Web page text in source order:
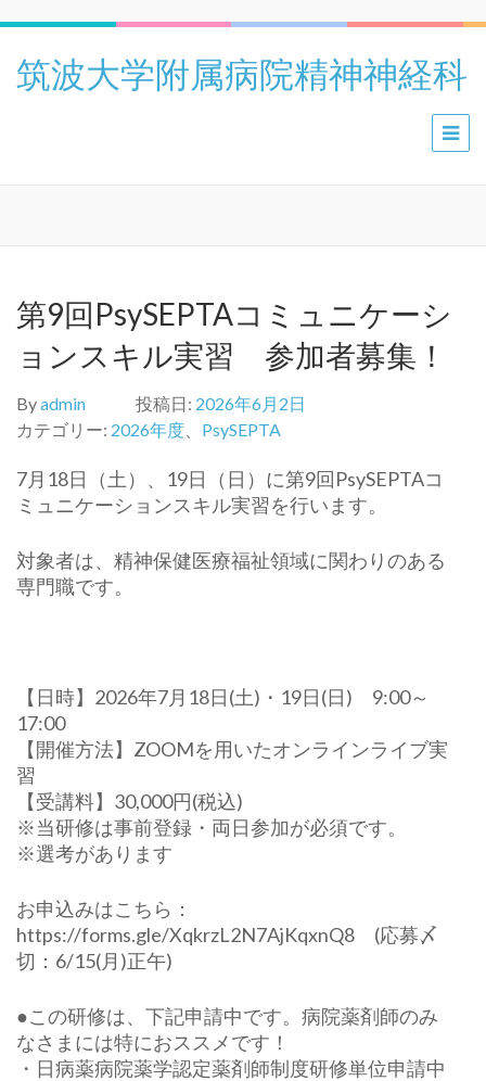
筑波大学附属病院精神神経科
第9回PsySEPTAコミュニケーシ
ョンスキル実習 参加者募集！
Byadmin 投稿日: 2026年6月2日
カテゴリー: 2026年度 PsySEPTA
7月18日（土）、19日（日）に第9回PsySEPTAコ
ミュニケーションスキル実習を行います。
対象者は、精神保健医療福祉領域に関わりのある
専門職です。
【日時】2026年7月18日(土)・19日(日) 9:00～
17:00
【開催方法】ZOOMを用いたオンラインライブ実
習
【受講料】30,000円(税込)
※当研修は事前登録・両日参加が必須です。
※選考があります
お申込みはこちら：
https://forms.gle/XqkrzL2N7AjKqxnQ8 (応募〆
切：6/15(月)正午)
●この研修は、下記申請中です。病院薬剤師のみ
なさまには特におススメです！
・日病薬病院薬学認定薬剤師制度研修単位申請中